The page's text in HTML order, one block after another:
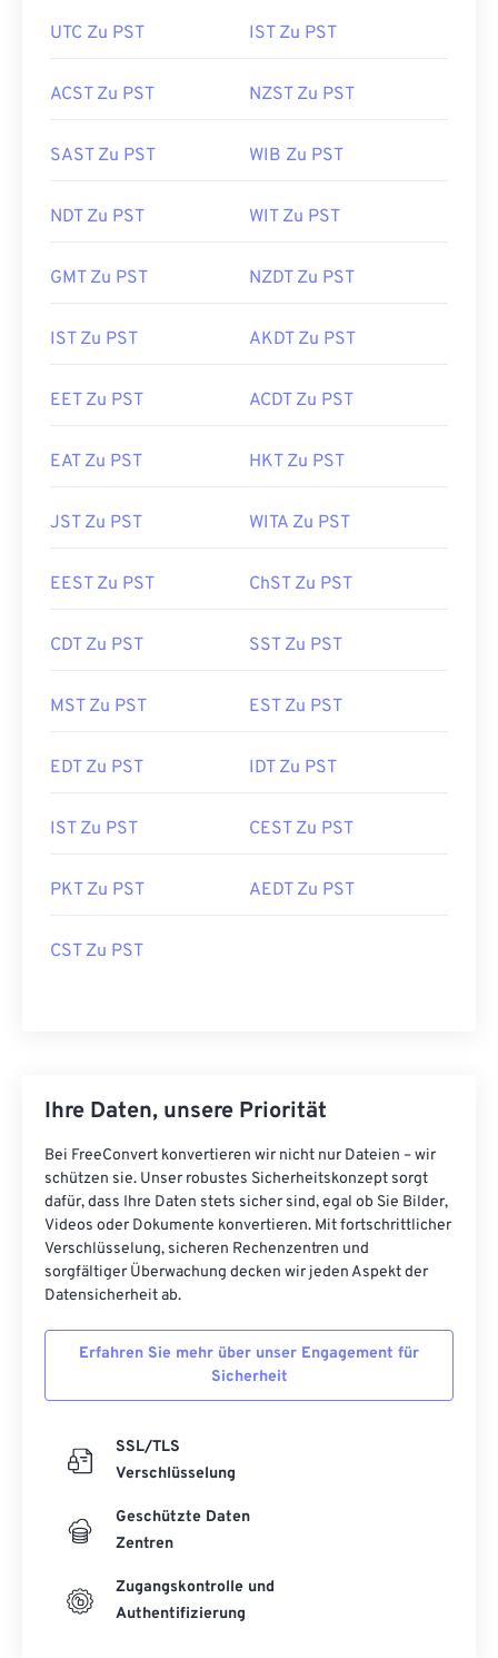
UTC Zu PST IST Zu PST
ACST Zu PST NZST Zu PST
SAST Zu PST WIB Zu PST
NDT Zu PST WIT Zu PST
GMT Zu PST NZDT Zu PST
IST Zu PST AKDT Zu PST
EET Zu PST ACDT Zu PST
EAT Zu PST HKT Zu PST
JST Zu PST WITA Zu PST
EEST Zu PST ChST Zu PST
CDT Zu PST SST Zu PST
MST Zu PST EST Zu PST
EDT Zu PST IDT Zu PST
IST Zu PST CEST Zu PST
PKT Zu PST AEDT Zu PST
CST Zu PST
Ihre Daten, unsere Priorität
Bei FreeConvert konvertieren wir nicht nur Dateien – wir
schützen sie. Unser robustes Sicherheitskonzept sorgt
dafür, dass Ihre Daten stets sicher sind, egal ob Sie Bilder,
Videos oder Dokumente konvertieren. Mit fortschrittlicher
Verschlüsselung, sicheren Rechenzentren und
sorgfältiger Überwachung decken wir jeden Aspekt der
Datensicherheit ab.
Erfahren Sie mehr über unser Engagement für
Sicherheit
SSL/TLS
Verschlüsselung
Geschützte Daten
Zentren
Zugangskontrolle und
Authentifizierung